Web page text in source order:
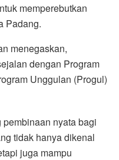
memperebutkan
Padang.
menegaskan,
dengan Program
Unggulan (Progul)
nyata bagi
tidak hanya dikenal
juga mampu